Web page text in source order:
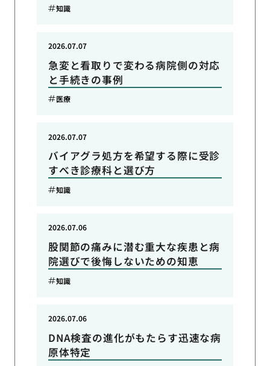
知識
急変と看取りで変わる病院側の対応
と手続きの事例
2026.07.07
医療
バイアグラ処方を希望する際に受診
すべき診療科と選び方
2026.07.07
知識
股関節の痛みに潜む重大な疾患と病
院選びで後悔しないための知恵
2026.07.06
知識
DNA検査の進化がもたらす迅速な病
原体特定
2026.07.06